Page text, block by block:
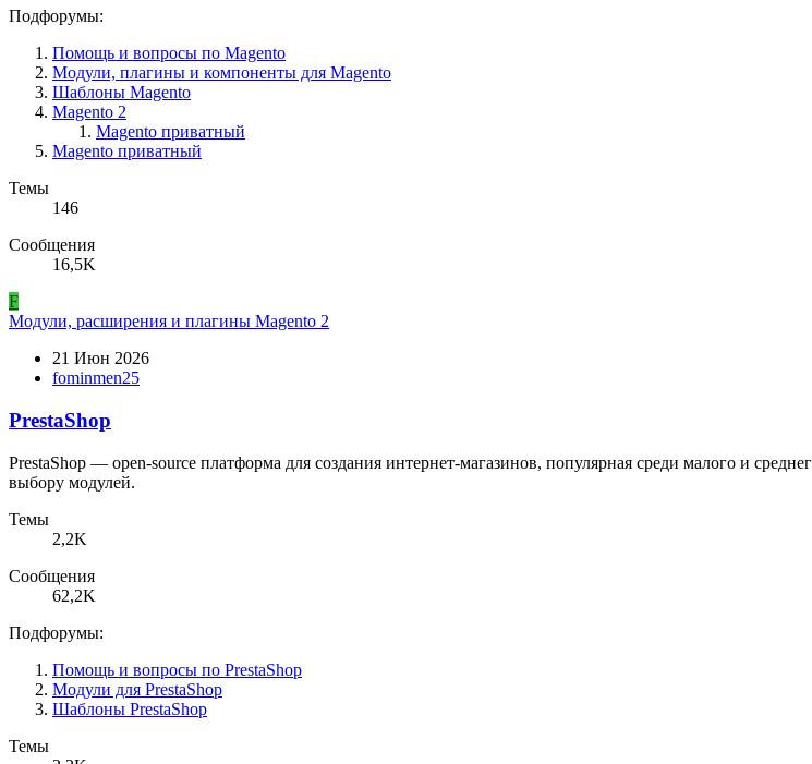
Подфорумы:
Помощь и вопросы по Magento
Модули, плагины и компоненты для Magento
Шаблоны Magento
Magento 2
Magento приватный
Magento приватный
Темы
146
Сообщения
16,5K
F
Модули, расширения и плагины Magento 2
21 Июн 2026
fominmen25
PrestaShop
PrestaShop — open-source платформа для создания интернет-магазинов, популярная среди малого и
выбору модулей.
Темы
2,2K
Сообщения
62,2K
Подфорумы:
Помощь и вопросы по PrestaShop
Модули для PrestaShop
Шаблоны PrestaShop
Темы